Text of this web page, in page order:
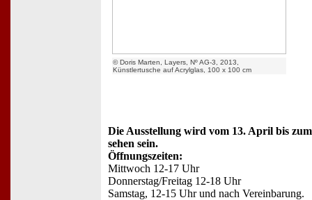
© Doris Marten, Layers, Nº AG-3, 2013,
Künstlertusche auf Acrylglas, 100 x 100 cm
Die Ausstellung wird vom 13. April bis
sehen sein.
Öffnungszeiten:
Mittwoch 12-17 Uhr
Donnerstag/Freitag 12-18 Uhr
Samstag, 12-15 Uhr und nach Vereinbarung.